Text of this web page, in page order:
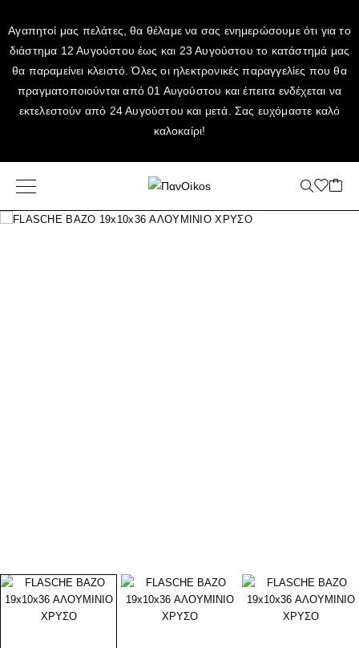
Αγαπητοί μας πελάτες, θα θέλαμε να σας ενημερώσουμε ότι για το
διάστημα 12 Αυγούστου έως και 23 Αυγούστου το κατάστημά μας
θα παραμείνει κλειστό. Όλες οι ηλεκτρονικές παραγγελίες που θα
πραγματοποιούνται από 01 Αυγούστου και έπειτα ενδέχεται να
εκτελεστούν από 24 Αυγούστου και μετά. Σας ευχόμαστε καλό
καλοκαίρι!